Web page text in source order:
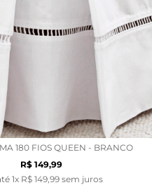
180 FIOS QUEEN - BRANCO
R$ 149,99
1x R$ 149 99 sem juros